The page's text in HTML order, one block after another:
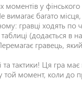
у фінського
багато місця,
гравці ходять по
(додається в
гравець,
тактики! Ця гра
той момент, коли до